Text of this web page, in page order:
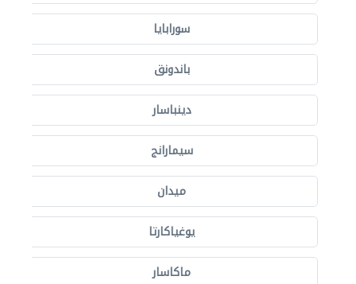
سورابايا
باندونق
دينباسار
سيمارانج
ميدان
يوغياكارتا
ماكاسار